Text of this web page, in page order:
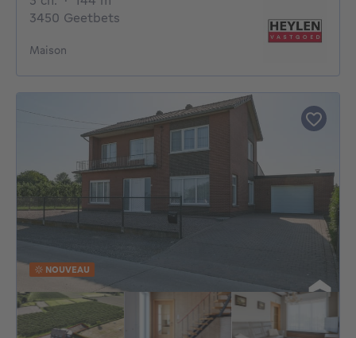
3450 Geetbets
Maison
NOUVEAU